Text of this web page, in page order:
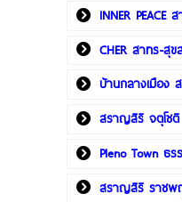
INNER PEACE
CHER สาทร-สุ
บ้านกลางเมือง
สราญสิริ จตุโชติ
Pleno Town ธ
สราญสิริ ราชพ